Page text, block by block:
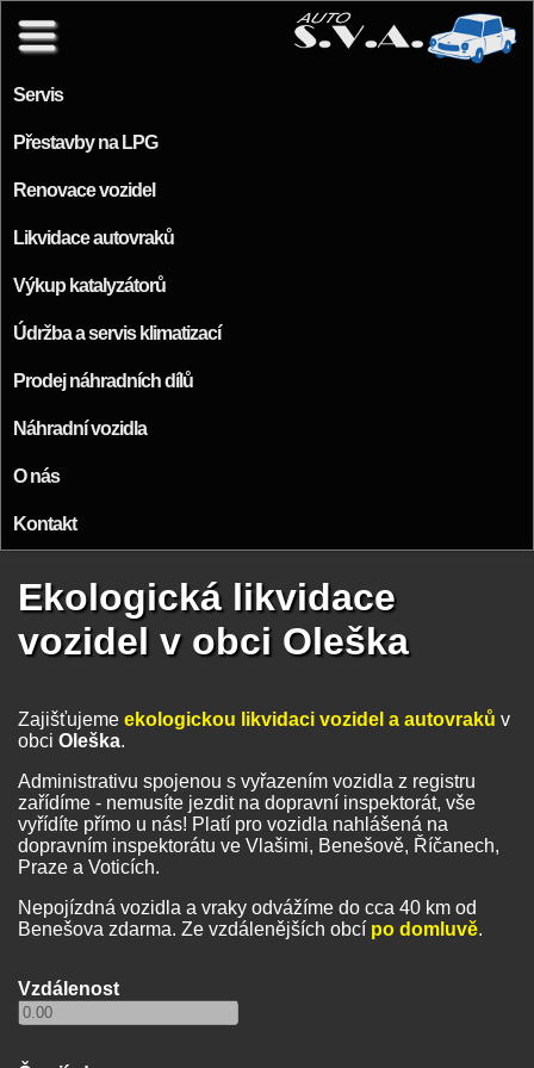
Servis
Přestavby na LPG
Renovace vozidel
Likvidace autovraků
Výkup katalyzátorů
Údržba a servis klimatizací
Prodej náhradních dílů
Náhradní vozidla
O nás
Kontakt
Ekologická likvidace
vozidel v obci Oleška
Zajišťujeme ekologickou likvidaci vozidel a autovraků v
obci Oleška.
Administrativu spojenou s vyřazením vozidla z registru
zařídíme - nemusíte jezdit na dopravní inspektorát, vše
vyřídíte přímo u nás! Platí pro vozidla nahlášená na
dopravním inspektorátu ve Vlašimi, Benešově, Říčanech,
Praze a Voticích.
Nepojízdná vozidla a vraky odvážíme do cca 40 km od
Benešova zdarma. Ze vzdálenějších obcí po domluvě.
Vzdálenost